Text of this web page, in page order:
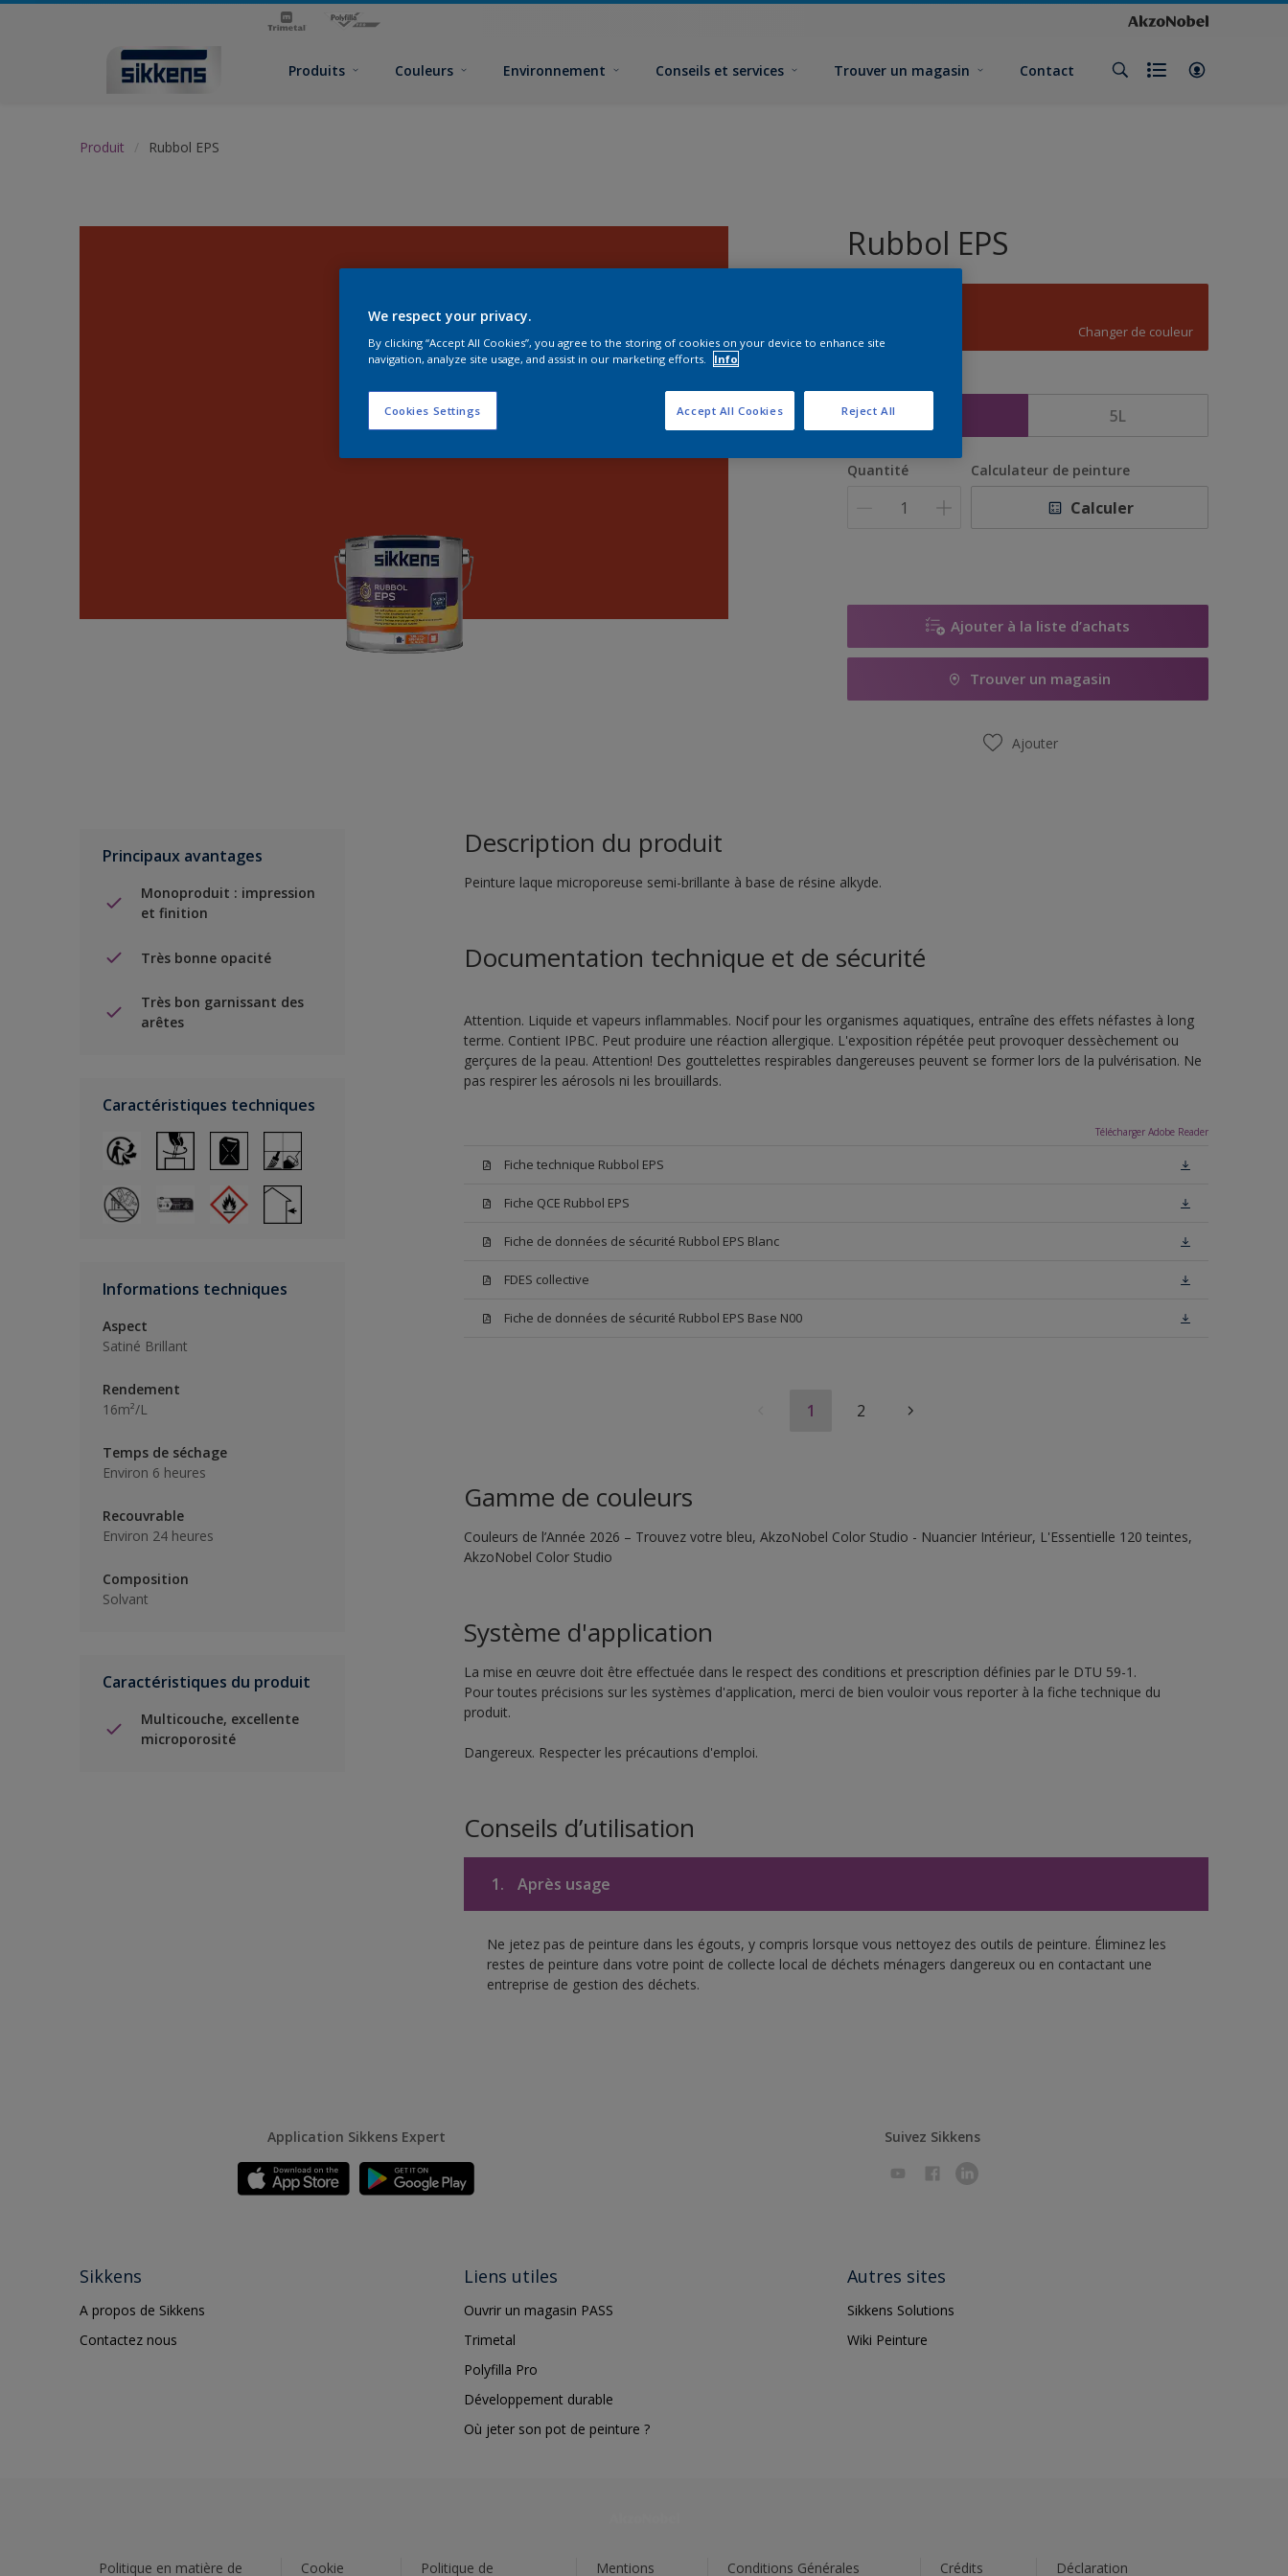
Produits Couleurs Environnement Conseils et services Trouver un magasin Contact
Produit Rubbol EPS
Rubbol EPS
Changer de couleur
5L
Quantité Calculateur de peinture
Calculer
Ajouter à la liste d’achats
Trouver un magasin
Ajouter
Principaux avantages
Monoproduit : impression
et finition
Très bonne opacité
Très bon garnissant des
arêtes
Caractéristiques techniques
Informations techniques
Aspect
Satiné Brillant
Rendement
16m²/L
Temps de séchage
Environ 6 heures
Recouvrable
Environ 24 heures
Composition
Solvant
Caractéristiques du produit
Multicouche, excellente
microporosité
Description du produit
Peinture laque microporeuse semi-brillante à base de résine alkyde.
Documentation technique et de sécurité
Attention. Liquide et vapeurs inflammables. Nocif pour les organismes aquatiques, entraîne des effets néfastes à long
terme. Contient IPBC. Peut produire une réaction allergique. L'exposition répétée peut provoquer dessèchement ou
gerçures de la peau. Attention! Des gouttelettes respirables dangereuses peuvent se former lors de la pulvérisation. Ne
pas respirer les aérosols ni les brouillards.
Télécharger Adobe Reader
Fiche technique Rubbol EPS
Fiche QCE Rubbol EPS
Fiche de données de sécurité Rubbol EPS Blanc
FDES collective
Fiche de données de sécurité Rubbol EPS Base N00
1 2
Gamme de couleurs
Couleurs de l’Année 2026 – Trouvez votre bleu, AkzoNobel Color Studio - Nuancier Intérieur, L'Essentielle 120 teintes,
AkzoNobel Color Studio
Système d'application
La mise en œuvre doit être effectuée dans le respect des conditions et prescription définies par le DTU 59-1.
Pour toutes précisions sur les systèmes d'application, merci de bien vouloir vous reporter à la fiche technique du
produit.
Dangereux. Respecter les précautions d'emploi.
Conseils d’utilisation
1. Après usage
Ne jetez pas de peinture dans les égouts, y compris lorsque vous nettoyez des outils de peinture. Éliminez les
restes de peinture dans votre point de collecte local de déchets ménagers dangereux ou en contactant une
entreprise de gestion des déchets.
Application Sikkens Expert Suivez Sikkens
Sikkens
A propos de Sikkens
Contactez nous
Liens utiles
Ouvrir un magasin PASS
Trimetal
Polyfilla Pro
Développement durable
Où jeter son pot de peinture ?
Autres sites
Sikkens Solutions
Wiki Peinture
Politique en matière de Cookie Politique de Mentions Conditions Générales Crédits Déclaration
We respect your privacy.
By clicking “Accept All Cookies”, you agree to the storing of cookies on your device to enhance site
navigation, analyze site usage, and assist in our marketing efforts.
Info
Cookies Settings Reject All
Accept All Cookies